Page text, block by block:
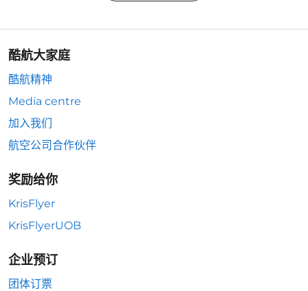
酷航大家庭
酷航精神
Media centre
加入我们
航空公司合作伙伴
奖励给你
KrisFlyer
KrisFlyerUOB
企业预订
团体订票